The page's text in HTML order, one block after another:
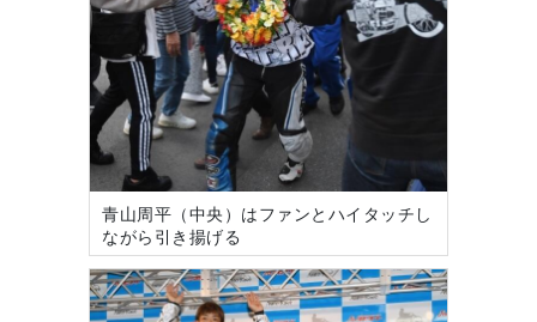
青山周平（中央）はファンとハイタッチし
ながら引き揚げる